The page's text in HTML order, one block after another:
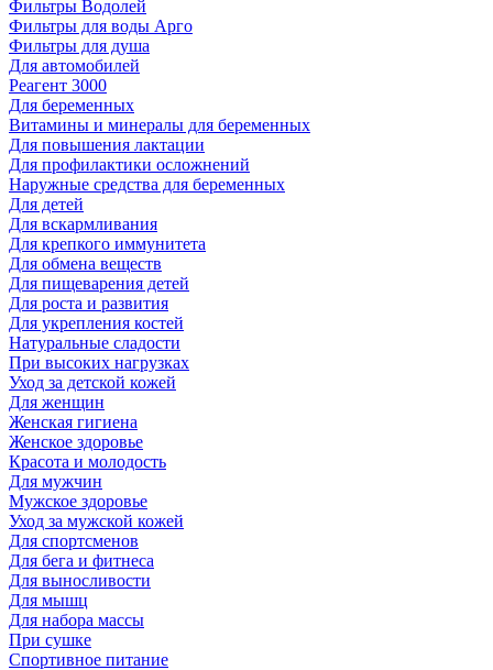
Фильтры Водолей
Фильтры для воды Арго
Фильтры для душа
Для автомобилей
Реагент 3000
Для беременных
Витамины и минералы для беременных
Для повышения лактации
Для профилактики осложнений
Наружные средства для беременных
Для детей
Для вскармливания
Для крепкого иммунитета
Для обмена веществ
Для пищеварения детей
Для роста и развития
Для укрепления костей
Натуральные сладости
При высоких нагрузках
Уход за детской кожей
Для женщин
Женская гигиена
Женское здоровье
Красота и молодость
Для мужчин
Мужское здоровье
Уход за мужской кожей
Для спортсменов
Для бега и фитнеса
Для выносливости
Для мышц
Для набора массы
При сушке
Спортивное питание